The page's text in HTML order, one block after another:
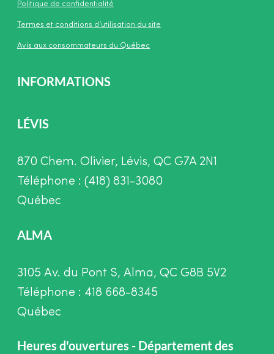
Politique de confidentialité
Termes et conditions d’utilisation du site
Avis aux consommateurs du Québec
INFORMATIONS
LÉVIS
870 Chem. Olivier, Lévis, QC G7A 2N1
Téléphone : (418) 831-3080
Québec
ALMA
3105 Av. du Pont S, Alma, QC G8B 5V2
Téléphone : 418 668-8345
Québec
Heures d'ouvertures - Département des